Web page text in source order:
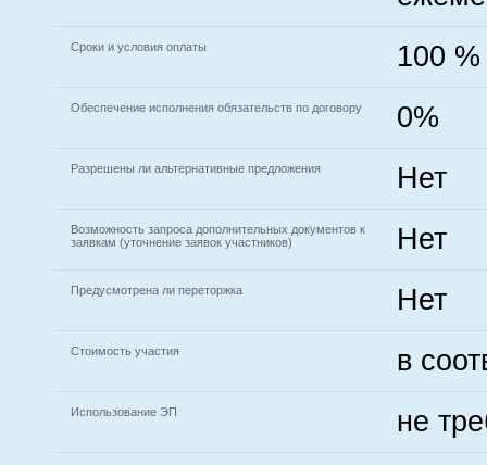
Сроки и условия оплаты 100
Обеспечение исполнения обязательств по договору 0%
Разрешены ли альтернативные предложения Нет
Возможность запроса дополнительных документов к
заявкам (уточнение заявок участников)
Нет
Предусмотрена ли переторжка Нет
Стоимость участия в
Использование ЭП не